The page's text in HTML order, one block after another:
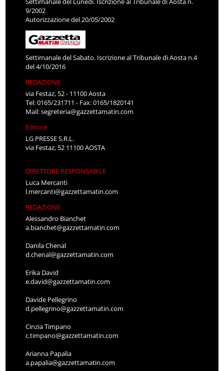
9/2002
Autorizzazione del 20/05/2002
Settimanale del Sabato. Iscrizione al Tribunale di Aosta n.4
del 4/10/2016
REDAZIONE
via Festaz, 52 - 11100 Aosta
Tel: 0165/231711 - Fax: 0165/1820141
Mail:segreteria@gazzettamatin.com
Editore
LG PRESSE S.R.L.
via Festaz, 52 11100 AOSTA
DIRETTORE RESPONSABILE
Luca Mercanti
l.mercanti@gazzettamatin.com
REDAZIONE
Alessandro Bianchet
a.bianchet@gazzettamatin.com
Danila Chenal
d.chenal@gazzettamatin.com
Erika David
e.david@gazzettamatin.com
Davide Pellegrino
d.pellegrino@gazzettamatin.com
Cinzia Timpano
c.timpano@gazzettamatin.com
Arianna Papalia
a.papalia@gazzettamatin.com